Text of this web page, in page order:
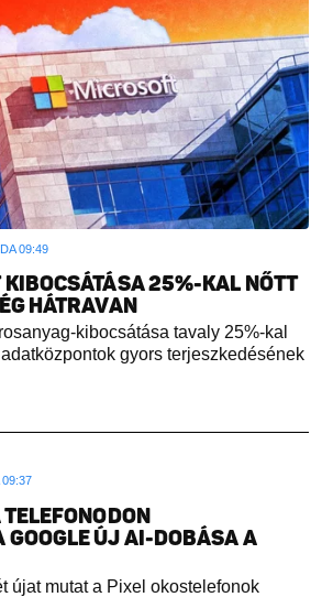
09:49
KIBOCSÁTÁSA 25%-KAL NŐTT
HÁTRAVAN
kibocsátása tavaly 25%-kal
gyors terjeszkedésének
09:37
GOOGLE ÚJ AI-DOBÁSA A
újat mutat a Pixel okostelefonok